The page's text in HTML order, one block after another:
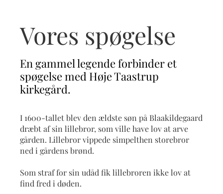
Vores spøgelse
En gammel legende forbinder et
spøgelse med Høje Taastrup
kirkegård.
I 1600-tallet blev den ældste søn på Blaakildegaard
dræbt af sin lillebror, som ville have lov at arve
gården. Lillebror vippede simpelthen storebror
ned i gårdens brønd.
Som straf for sin udåd fik lillebroren ikke lov at
find fred i døden.